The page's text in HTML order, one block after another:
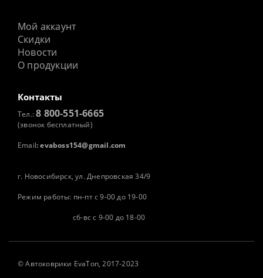
Мой аккаунт
Скидки
Новости
О продукции
Контакты
Тел.:8 800-551-6665
(звонок бесплатный)
Email: evaboss154@gmail.com
г. Новосибирск, ул. Днепровская 34/9
Режим работы: пн-пт с 9-00 до 19-00
сб-вс с 9-00 до 18-00
©Автоковрики EvaTon, 2017-2023